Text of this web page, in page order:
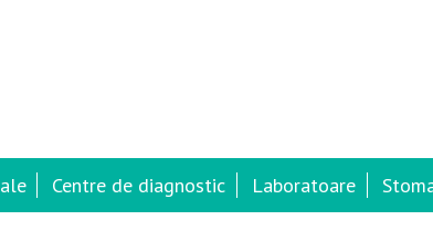
Centre de diagnostic Laboratoare